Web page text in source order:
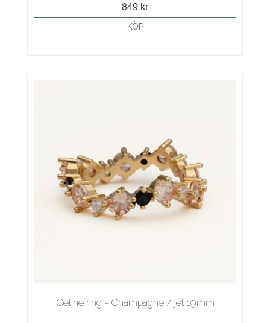
849 kr
KÖP
Celine ring - Champagne / jet 19mm